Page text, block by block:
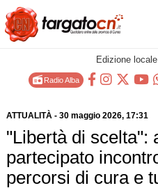
Edizione locale
Radio Alba
ATTUALITÀ- 30 maggio 2026, 17:31
"Libertà di scelta":
partecipato
percorsi di cura e